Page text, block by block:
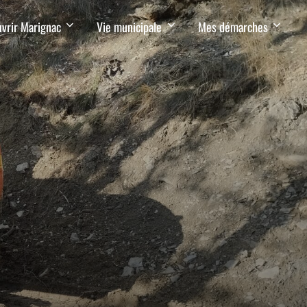
Marignac Vie municipale Mes démarches